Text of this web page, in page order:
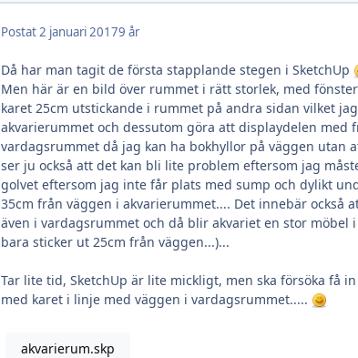
Postat2 januari 20179 år
Då har man tagit de första stapplande stegen i SketchUp
Men här är en bild över rummet i rätt storlek, med
karet 25cm utstickande i rummet på andra sidan vilket
akvarierummet och dessutom göra att displaydelen
vardagsrummet då jag kan ha bokhyllor på väggen utan
ser ju också att det kan bli lite problem eftersom jag
golvet eftersom jag inte får plats med sump och dylikt
35cm från väggen i akvarierummet.... Det innebär också
även i vardagsrummet och då blir akvariet en stor möbel
bara sticker ut 25cm från väggen...)...
Tar lite tid, SketchUp är lite mickligt, men ska försöka få
med karet i linje med väggen i vardagsrummet.....
akvarierum.skp